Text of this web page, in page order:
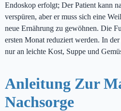
Endoskop erfolgt; Der Patient kann
verspüren, aber er muss sich eine
neue Ernährung zu gewöhnen. Die
ersten Monat reduziert werden. In
nur an leichte Kost, Suppe und
Anleitung Zur
Nachsorge